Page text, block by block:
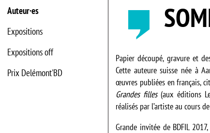
Auteur·es
Expositions
Expositions off
Prix Delémont'BD
Papier découpé, gravure et
Cette auteure suisse née à
œuvres publiées en français,
Grandes filles(aux éditions
réalisés par l’artiste au cours
Grande invitée de BDFIL